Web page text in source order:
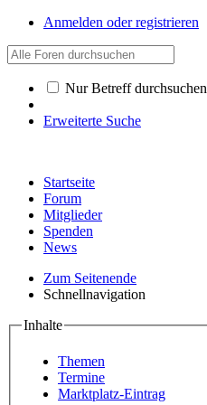
Anmelden oder registrieren
Nur Betreff durchsuchen
Erweiterte Suche
Startseite
Forum
Mitglieder
Spenden
News
Zum Seitenende
Schnellnavigation
Inhalte
Themen
Termine
Marktplatz-Eintrag